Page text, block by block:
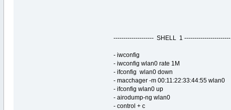
-------------------- SHELL 1 -----------------------
- iwconfig
- iwconfig wlan0 rate 1M
- ifconfig wlan0 down
- macchager -m 00:11:22:33:44:55 wlan0
- ifconfig wlan0 up
- airodump-ng wlan0
- control + c